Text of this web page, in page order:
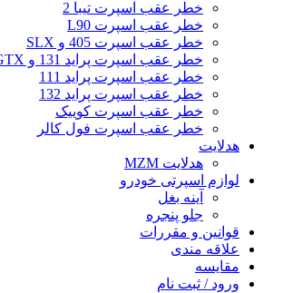
خطر عقب اسپرت تیبا 2
خطر عقب اسپرت L90
خطر عقب اسپرت 405 و SLX
خطر عقب اسپرت پراید 131 و GTX
خطر عقب اسپرت پراید 111
خطر عقب اسپرت پراید 132
خطر عقب اسپرت کوییک
خطر عقب اسپرت فول کالر
هدلایت
هدلایت MZM
لوازم اسپرتی خودرو
آینه بغل
جلو پنجره
قوانین و مقررات
علاقه مندی
مقایسه
ورود / ثبت نام